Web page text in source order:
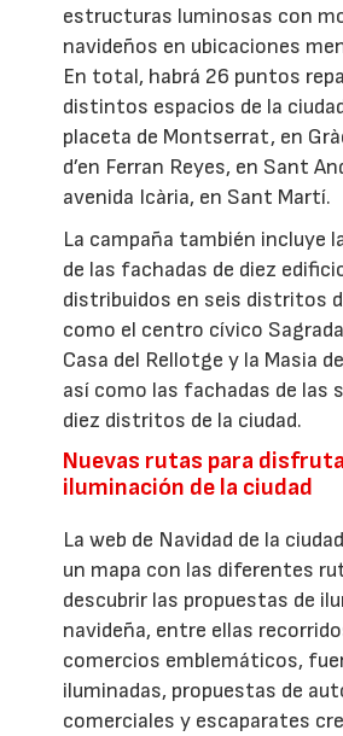
estructuras luminosas con
navideños en ubicaciones
En total, habrá 26 puntos
distintos espacios de la
placeta de Montserrat, en
d’en Ferran Reyes, en Sant
avenida Icària, en Sant Martí.
La campaña también incluye
de las fachadas de diez
distribuidos en seis distritos
como el centro cívico
Casa del Rellotge y la Masia
así como las fachadas de las
diez distritos de la ciudad.
Nuevas rutas para
iluminación de la ciudad
La web de Navidad de la
un mapa con las diferentes
descubrir las propuestas de
navideña, entre ellas
comercios emblemáticos,
iluminadas, propuestas de
comerciales y escaparates